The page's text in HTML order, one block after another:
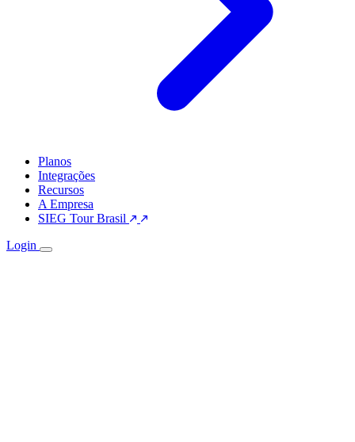
Planos
Integrações
Recursos
A Empresa
SIEG Tour Brasil
Login